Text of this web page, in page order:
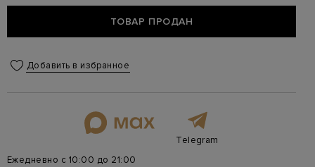
ТОВАР ПРОДАН
Добавить в избранное
Telegram
Ежедневно с 10:00 до 21:00